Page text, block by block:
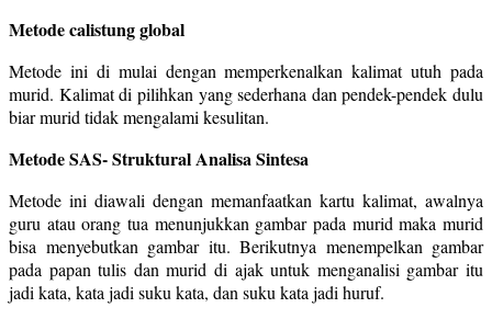
Metode calistung global
Metode ini di mulai dengan memperkenalkan kalimat utuh pada
murid. Kalimat di pilihkan yang sederhana dan pendek-pendek dulu
biar murid tidak mengalami kesulitan.
Metode SAS- Struktural Analisa Sintesa
Metode ini diawali dengan memanfaatkan kartu kalimat, awalnya
guru atau orang tua menunjukkan gambar pada murid maka murid
bisa menyebutkan gambar itu. Berikutnya menempelkan gambar
pada papan tulis dan murid di ajak untuk menganalisi gambar itu
jadi kata, kata jadi suku kata, dan suku kata jadi huruf.